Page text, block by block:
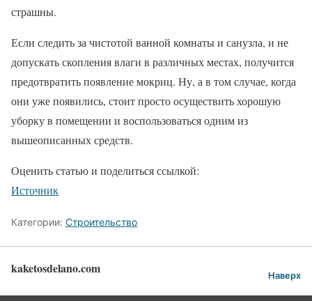
страшны.
Если следить за чистотой ванной комнаты и санузла, и не
допускать скопления влаги в различных местах, получится
предотвратить появление мокриц. Ну, а в том случае, когда
они уже появились, стоит просто осуществить хорошую
уборку в помещении и воспользоваться одним из
вышеописанных средств.
Оценить статью и поделиться ссылкой:
Источник
Категории: Строительство
kaketosdelano.com Наверх